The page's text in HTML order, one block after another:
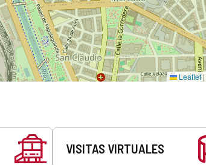
Leaflet |
VISITAS VIRTUALES